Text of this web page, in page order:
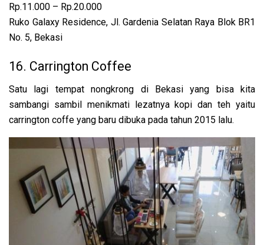
Rp.11.000 – Rp.20.000
Ruko Galaxy Residence, Jl. Gardenia Selatan Raya Blok BR1
No. 5, Bekasi
16. Carrington Coffee
Satu lagi tempat nongkrong di Bekasi yang bisa kita
sambangi sambil menikmati lezatnya kopi dan teh yaitu
carrington coffe yang baru dibuka pada tahun 2015 lalu.